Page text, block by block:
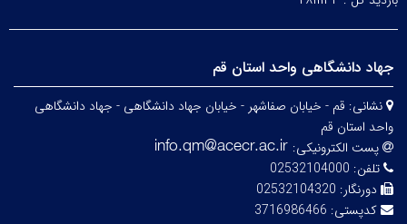
جهاد دانشگاهی واحد استان قم
نشانی: قم - خیابان صفاشهر - خیابان جهاد دانشگاهی - جهاد دانشگاهی
واحد استان قم
پست الکترونیکی:
تلفن: 02532104000
دورنگار: 02532104320
کدپستی: 3716986466